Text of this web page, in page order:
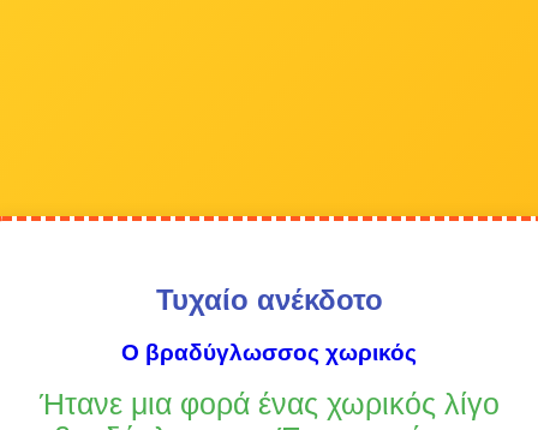
Τυχαίο ανέκδοτο
Ο βραδύγλωσσος χωρικός
Ήτανε μια φορά ένας χωρικός λίγο